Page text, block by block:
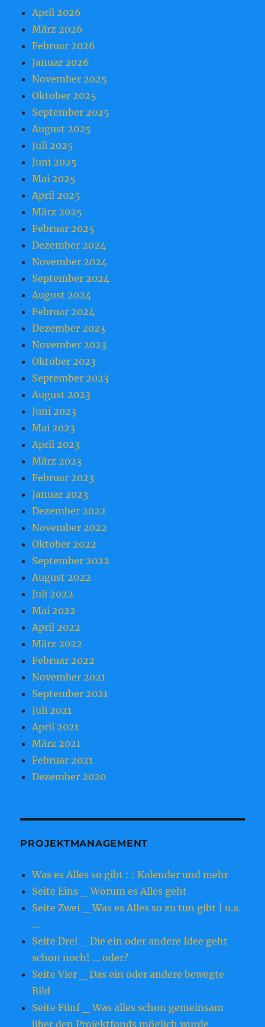
April 2026
März 2026
Februar 2026
Januar 2026
November 2025
Oktober 2025
September 2025
August 2025
Juli 2025
Juni 2025
Mai 2025
April 2025
März 2025
Februar 2025
Dezember 2024
November 2024
September 2024
August 2024
Februar 2024
Dezember 2023
November 2023
Oktober 2023
September 2023
August 2023
Juni 2023
Mai 2023
April 2023
März 2023
Februar 2023
Januar 2023
Dezember 2022
November 2022
Oktober 2022
September 2022
August 2022
Juli 2022
Mai 2022
April 2022
März 2022
Februar 2022
November 2021
September 2021
Juli 2021
April 2021
März 2021
Februar 2021
Dezember 2020
PROJEKTMANAGEMENT
Was es Alles so gibt : : Kalender und mehr
Seite Eins _ Worum es Alles geht
Seite Zwei _ Was es Alles so zu tun gibt | u.a.
…
Seite Drei _ Die ein oder andere Idee geht
schon noch! … oder?
Seite Vier _ Das ein oder andere bewegte
Bild
Seite Fünf _ Was alles schon gemeinsam
über den Projektfonds möglich wurde